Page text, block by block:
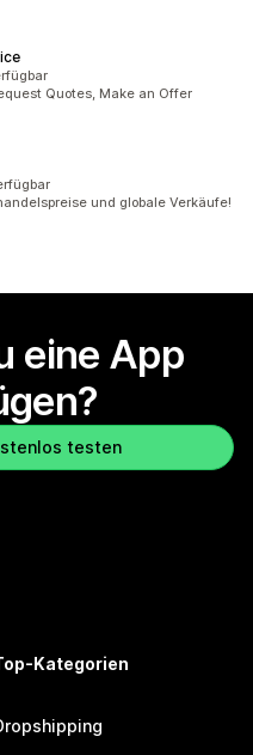
Quotes, Make an Offer
und globale Verkäufe!
eine App
testen
Kategorien